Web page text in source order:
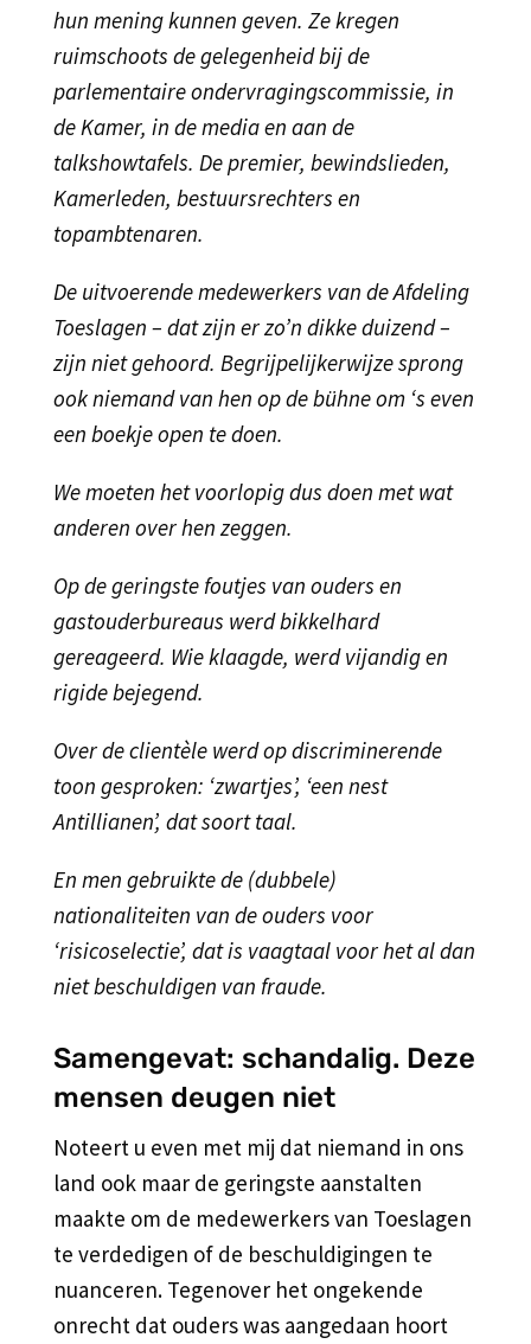
hun mening kunnen geven. Ze kregen
ruimschoots de gelegenheid bij de
parlementaire ondervragingscommissie, in
de Kamer, in de media en aan de
talkshowtafels. De premier, bewindslieden,
Kamerleden, bestuursrechters en
topambtenaren.
De uitvoerende medewerkers van de Afdeling
Toeslagen – dat zijn er zo’n dikke duizend –
zijn niet gehoord. Begrijpelijkerwijze sprong
ook niemand van hen op de bühne om ‘s even
een boekje open te doen.
We moeten het voorlopig dus doen met wat
anderen over hen zeggen.
Op de geringste foutjes van ouders en
gastouderbureaus werd bikkelhard
gereageerd. Wie klaagde, werd vijandig en
rigide bejegend.
Over de clientèle werd op discriminerende
toon gesproken: ‘zwartjes’, ‘een nest
Antillianen’, dat soort taal.
En men gebruikte de (dubbele)
nationaliteiten van de ouders voor
‘risicoselectie’, dat is vaagtaal voor het al dan
niet beschuldigen van fraude.
Samengevat: schandalig. Deze
mensen deugen niet
Noteert u even met mij dat niemand in ons
land ook maar de geringste aanstalten
maakte om de medewerkers van Toeslagen
te verdedigen of de beschuldigingen te
nuanceren. Tegenover het ongekende
onrecht dat ouders was aangedaan hoort